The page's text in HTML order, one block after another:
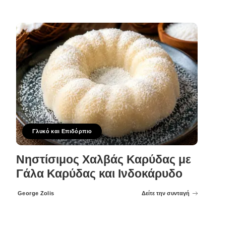
Γλυκό και Επιδόρπιο
Νηστίσιμος Χαλβάς Καρύδας με
Γάλα Καρύδας και Ινδοκάρυδο
Posted
George Zolis Δείτε την συνταγή